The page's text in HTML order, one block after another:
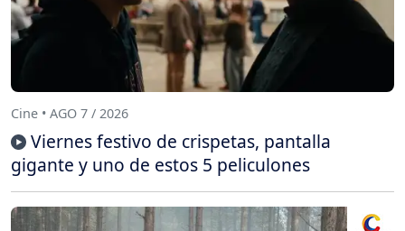
Cine • AGO 7 / 2026
Viernes festivo de crispetas, pantalla
gigante y uno de estos 5 peliculones